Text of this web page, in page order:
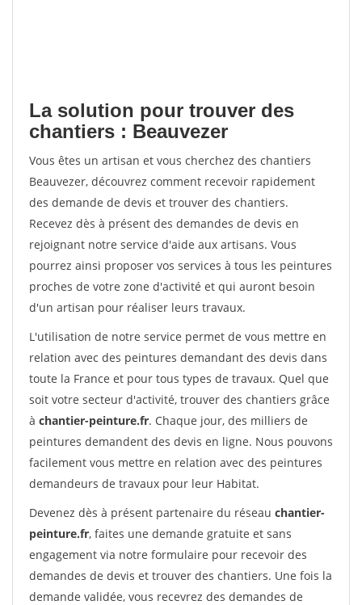
La solution pour trouver des
chantiers : Beauvezer
Vous êtes un artisan et vous cherchez des chantiers
Beauvezer, découvrez comment recevoir rapidement
des demande de devis et trouver des chantiers.
Recevez dès à présent des demandes de devis en
rejoignant notre service d'aide aux artisans. Vous
pourrez ainsi proposer vos services à tous les peintures
proches de votre zone d'activité et qui auront besoin
d'un artisan pour réaliser leurs travaux.
L'utilisation de notre service permet de vous mettre en
relation avec des peintures demandant des devis dans
toute la France et pour tous types de travaux. Quel que
soit votre secteur d'activité, trouver des chantiers grâce
à chantier-peinture.fr. Chaque jour, des milliers de
peintures demandent des devis en ligne. Nous pouvons
facilement vous mettre en relation avec des peintures
demandeurs de travaux pour leur Habitat.
Devenez dès à présent partenaire du réseau chantier-
peinture.fr, faites une demande gratuite et sans
engagement via notre formulaire pour recevoir des
demandes de devis et trouver des chantiers. Une fois la
demande validée, vous recevrez des demandes de